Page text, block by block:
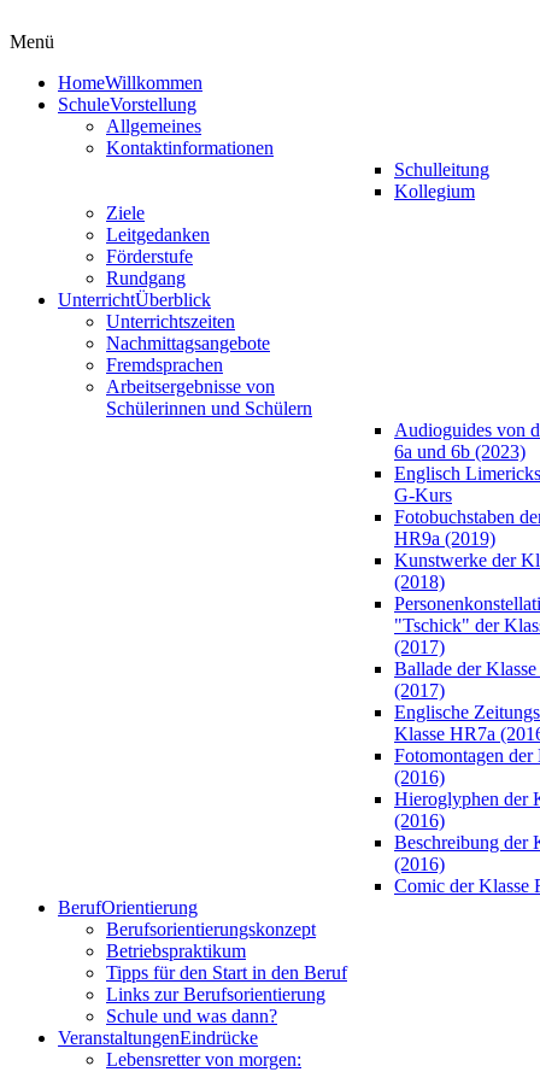
Menü
HomeWillkommen
SchuleVorstellung
Allgemeines
Kontaktinformationen
Schulleitung
Kollegium
Ziele
Leitgedanken
Förderstufe
Rundgang
UnterrichtÜberblick
Unterrichtszeiten
Nachmittagsangebote
Fremdsprachen
Arbeitsergebnisse von
Schülerinnen und Schülern
Audioguides von
6a und 6b (2023)
Englisch
G-Kurs
Fotobuchstaben
HR9a (2019)
Kunstwerke der
(2018)
"Tschick" der
(2017)
Ballade der
(2017)
Englische
Klasse HR7a
Fotomontagen der
(2016)
Hieroglyphen der
(2016)
Beschreibung der
(2016)
Comic der Klasse
BerufOrientierung
Berufsorientierungskonzept
Betriebspraktikum
Tipps für den Start in den Beruf
Links zur Berufsorientierung
Schule und was dann?
VeranstaltungenEindrücke
Lebensretter von morgen: